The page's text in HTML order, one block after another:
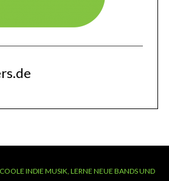
INDIE MUSIK, LERNE NEUE BANDS UND